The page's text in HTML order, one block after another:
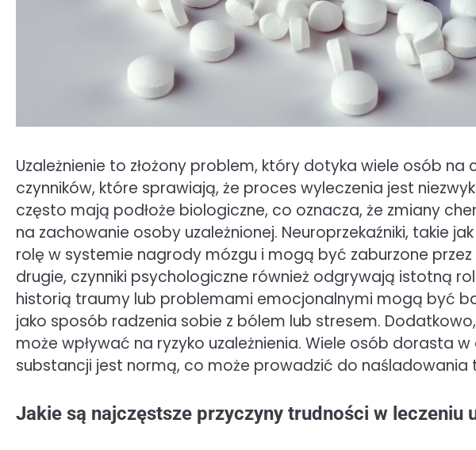
Uzależnienie to złożony problem, który dotyka wiele osób na
czynników, które sprawiają, że proces wyleczenia jest
często mają podłoże biologiczne, co oznacza, że zmiany
na zachowanie osoby uzależnionej. Neuroprzekaźniki, takie
rolę w systemie nagrody mózgu i mogą być zaburzone przez
drugie, czynniki psychologiczne również odgrywają istotną
historią traumy lub problemami emocjonalnymi mogą być
jako sposób radzenia sobie z bólem lub stresem.
może wpływać na ryzyko uzależnienia. Wiele osób dorasta
substancji jest normą, co może prowadzić do naśladowania
Jakie są najczęstsze przyczyny trudności w leczeniu